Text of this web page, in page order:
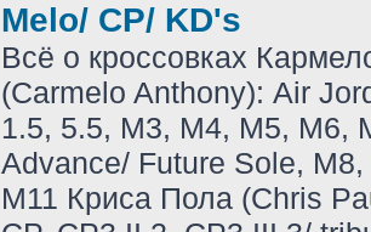
Melo/ CP/ KD's
Всё о кроссовках
(Carmelo Anthony): Air
1.5, 5.5, M3, M4, M5, M6,
Advance/ Future Sole,
M11 Криса Пола (Chris